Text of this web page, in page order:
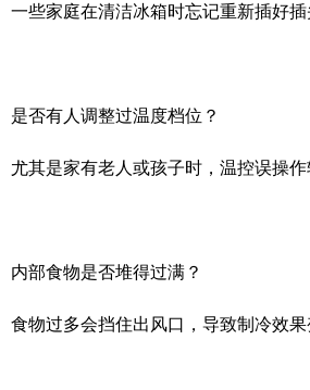
一些家庭在清洁冰箱时忘记重新插好插
是否有人调整过温度档位？
尤其是家有老人或孩子时，温控误操作
内部食物是否堆得过满？
食物过多会挡住出风口，导致制冷效果